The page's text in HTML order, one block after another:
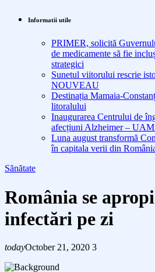
Informatii utile
PRIMER, solicită
de medicamente să fie
strategici
Sunetul viitorului rescrie
NOUVEAU
Destinația Mamaia-
litoralului
Inaugurarea Centrului de
afecțiuni Alzheimer –
Luna august transformă
în capitala verii din
Sănătate
România se
infectări pe zi
todayOctober 21, 2020 3